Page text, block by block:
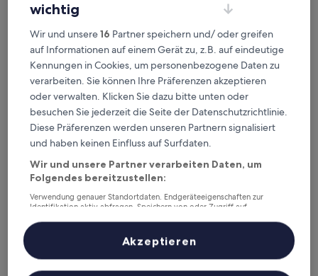
NEUWIRT – Hotel & Wirtshaus
NEUWIRT – Hotel & Wirtshaus
3.0-
Sterne-
Unterkunft
1,9 km von Bahnhof Hallein Burgfried entfernt
9.6
von
10,
Außergewöhnlich,
(25
Bewertungen)
9,6/10 Außergewöhnlich (25 Bewertungen)
Preis
beträgt
161 €
inkl. Steuern & Gebühren
23. Aug.–24. Aug.
wichtig
Wir und unsere16 Partner speichern und/ oder greifen
auf Informationen auf einem Gerät zu, z.B. auf eindeutige
Kennungen in Cookies, um personenbezogene Daten zu
verarbeiten. Sie können Ihre Präferenzen akzeptieren
oder verwalten. Klicken Sie dazu bitte unten oder
besuchen Sie jederzeit die Seite der Datenschutzrichtlinie.
Diese Präferenzen werden unseren Partnern signalisiert
und haben keinen Einfluss auf Surfdaten.
Wir und unsere Partner verarbeiten Daten, um
Folgendes bereitzustellen:
Verwendung genauer Standortdaten. Endgeräteeigenschaften zur
Identifikation aktiv abfragen. Speichern von oder Zugriff auf
Inhalte, Messung von Werbeleistung und der Performance von Inhalten,
Zielgruppenforschung sowie Entwicklung und Verbesserung von
Liste der Partner (Lieferanten)
Akzeptieren